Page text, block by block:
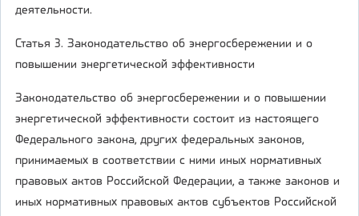
деятельности.
Статья 3. Законодательство об энергосбережении и о
повышении энергетической эффективности
Законодательство об энергосбережении и о повышении
энергетической эффективности состоит из настоящего
Федерального закона, других федеральных законов,
принимаемых в соответствии с ними иных нормативных
правовых актов Российской Федерации, а также законов и
иных нормативных правовых актов субъектов Российской